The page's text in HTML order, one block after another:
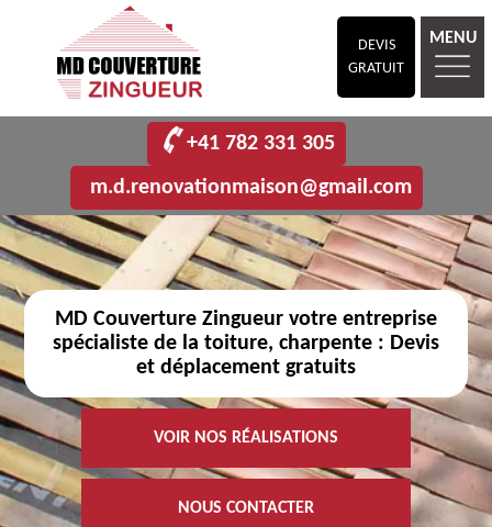
DEVIS
GRATUIT
MENU
+41 782 331 305
m.d.renovationmaison@gmail.com
MD Couverture Zingueur votre entreprise
spécialiste de la toiture, charpente : Devis
et déplacement gratuits
VOIR NOS RÉALISATIONS
NOUS CONTACTER